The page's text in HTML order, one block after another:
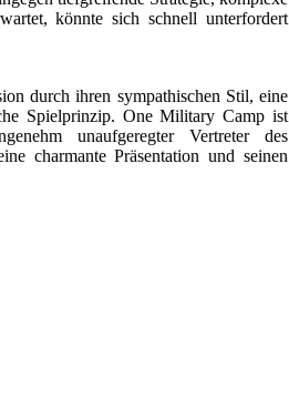
könnte sich schnell unterfordert
durch ihren sympathischen Stil, eine
Spielprinzip. One Military Camp ist
unaufgeregter Vertreter des
charmante Präsentation und seinen